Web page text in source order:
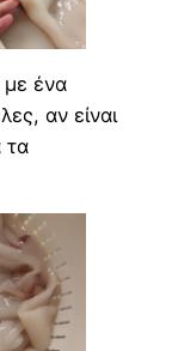
με ένα
αν είναι
τα